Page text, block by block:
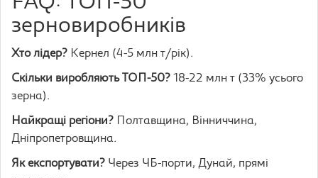
зерновиробників
Хто лідер? Кернел (4-5 млн т/рік).
Скільки виробляють ТОП-50? 18-22 млн т (33% усього
зерна).
Найкращі регіони? Полтавщина, Вінниччина,
Дніпропетровщина.
Як експортувати? Через ЧБ-порти, Дунай, прямі